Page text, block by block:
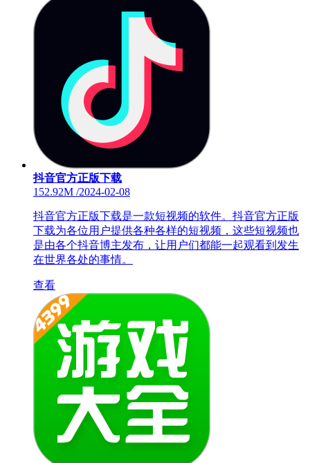
抖音官方正版下载
152.92M /2024-02-08
抖音官方正版下载是一款短视频的软件。抖音官方正版
下载为各位用户提供各种各样的短视频，这些短视频也
是由各个抖音博主发布，让用户们都能一起观看到发生
在世界各处的事情。
查看